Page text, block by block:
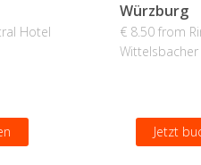
Hotel
Würzburg
€ 8.50 from
Jetzt